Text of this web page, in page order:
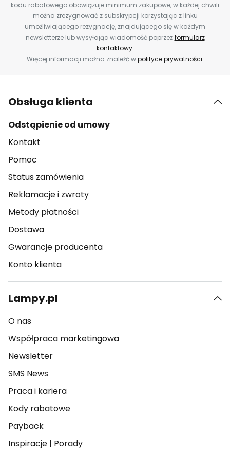
kodu rabatowego obowiązuje minimum zakupowe, w każdej chwili
można zrezygnować z subskrypcji korzystając z linku
umożliwiającego rezygnację, znajdującego się w każdym
newsletterze lub wysyłając wiadomość poprzezformularz
kontaktowy.
Więcej informacji można znaleźć wpolityce prywatności.
Obsługa klienta
Odstąpienie od umowy
Kontakt
Pomoc
Status zamówienia
Reklamacje i zwroty
Metody płatności
Dostawa
Gwarancje producenta
Konto klienta
Lampy.pl
O nas
Współpraca marketingowa
Newsletter
SMS News
Praca i kariera
Kody rabatowe
Payback
Inspiracje | Porady